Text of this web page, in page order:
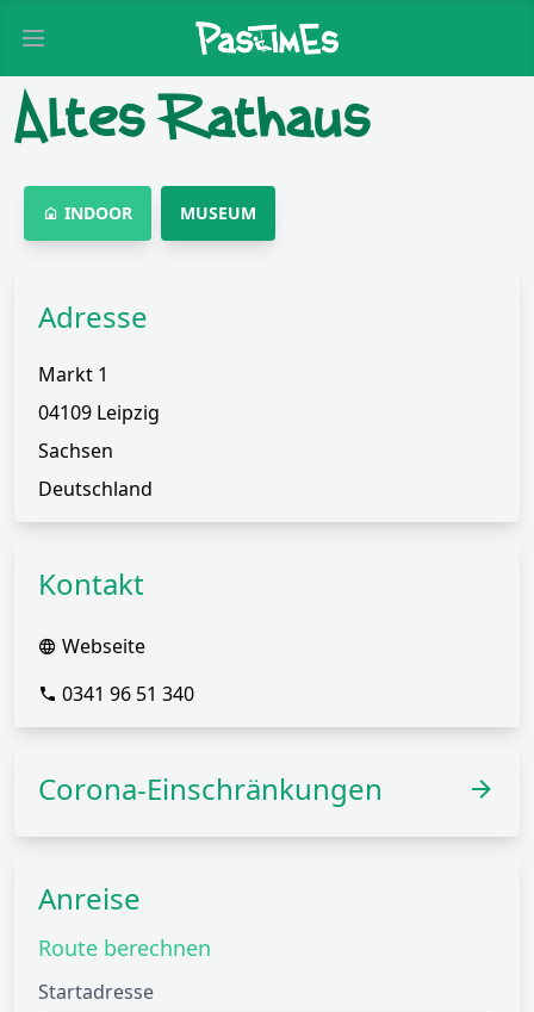
Open main menu
Altes Rathaus
INDOOR MUSEUM
Adresse
Markt 1
04109 Leipzig
Sachsen
Deutschland
Kontakt
Webseite
0341 96 51 340
Corona-Einschränkungen
Anreise
Route berechnen
Startadresse